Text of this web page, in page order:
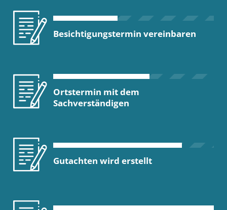
Besichtigungstermin vereinbaren
Ortstermin mit dem
Sachverständigen
Gutachten wird erstellt